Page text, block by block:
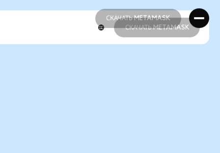
СКАЧАТЬ METAMASK
СКАЧАТЬ METAMASK
СКАЧАТЬ METAMASK